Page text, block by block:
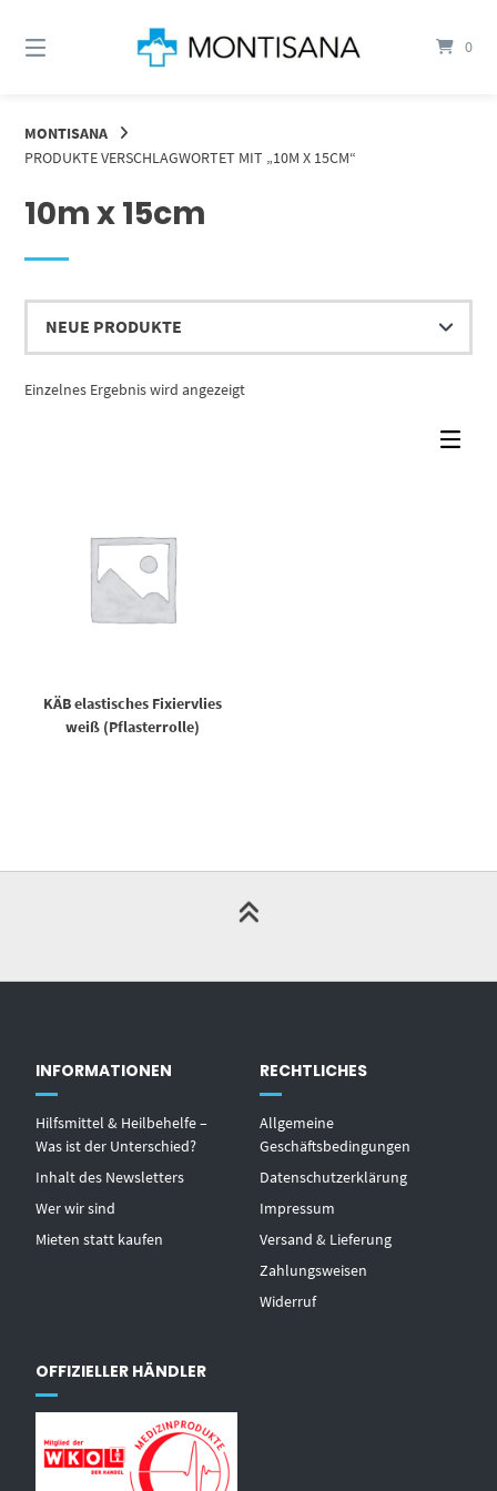
zum
0
MONTISANA
PRODUKTE VERSCHLAGWORTET MIT „10M X 15CM“
10m x 15cm
Einzelnes Ergebnis wird angezeigt
KÄB elastisches Fixiervlies
weiß (Pflasterrolle)
INFORMATIONEN
Hilfsmittel & Heilbehelfe –
Was ist der Unterschied?
Inhalt des Newsletters
Wer wir sind
Mieten statt kaufen
RECHTLICHES
Allgemeine
Geschäftsbedingungen
Datenschutzerklärung
Impressum
Versand & Lieferung
Zahlungsweisen
Widerruf
OFFIZIELLER HÄNDLER